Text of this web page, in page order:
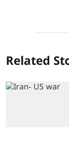
Related